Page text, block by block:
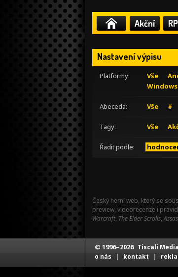
Akční
Nastavení výpisu
Platformy: Vše
Abeceda: Vše #
Tagy: Vše
Řadit podle:
Český herní web, který se
preview, videorecenze i
Warcraft, The Elder Scrolls,
© 1996–2026 Tiscali
o nás | kontakt |